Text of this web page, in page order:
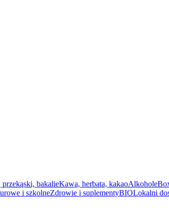
przekąski, bakalieKawa, herbata, kakaoAlkohole
i szkolneZdrowie i suplementyBIOLokalni